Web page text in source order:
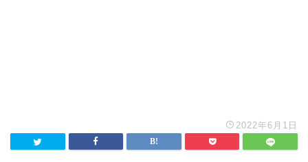
2022年6月1日